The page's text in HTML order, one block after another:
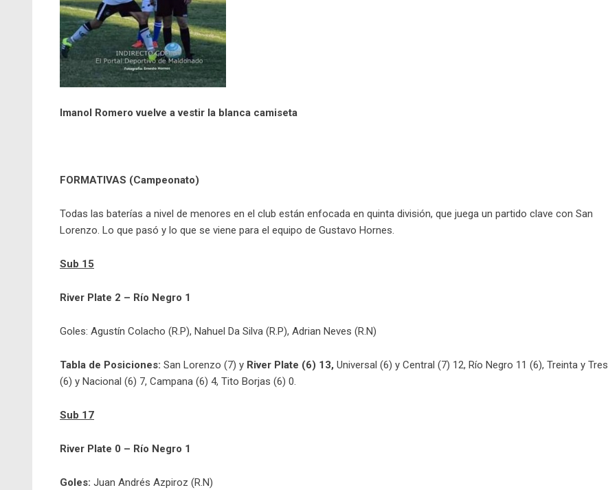
Imanol Romero vuelve a vestir la blanca camiseta
FORMATIVAS (Campeonato)
Todas las baterías a nivel de menores en el club están enfocada en quinta división, que juega un partido clave con San
Lorenzo. Lo que pasó y lo que se viene para el equipo de Gustavo Hornes.
Sub 15
River Plate 2 – Río Negro 1
Goles: Agustín Colacho (R.P), Nahuel Da Silva (R.P), Adrian Neves (R.N)
Tabla de Posiciones: San Lorenzo (7) y River Plate (6) 13, Universal (6) y Central (7) 12, Río Negro 11 (6), Treinta y Tres
(6) y Nacional (6) 7, Campana (6) 4, Tito Borjas (6) 0.
Sub 17
River Plate 0 – Río Negro 1
Goles: Juan Andrés Azpiroz (R.N)